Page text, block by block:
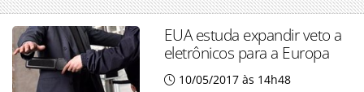
EUA estuda expandir veto a
eletrônicos para a Europa
10/05/2017 às 14h48